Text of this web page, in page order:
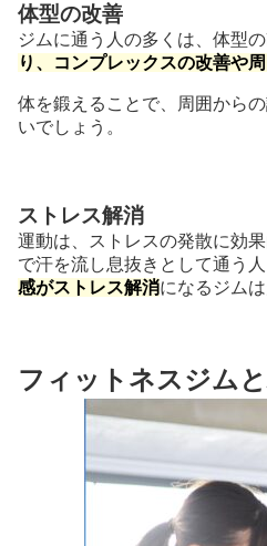
体型の改善
ジムに通う人の多くは、体型
り、コンプレックスの改善や
体を鍛えることで、周囲から
いでしょう。
ストレス解消
運動は、ストレスの発散に効
で汗を流し息抜きとして通う
感がストレス解消になるジム
フィットネスジム